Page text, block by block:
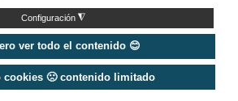
Configuración ◮
ver todo el contenido 😊
cookies 🙁 contenido limitado
del Amperio (Episodio 3)
bomba de calor aire agua